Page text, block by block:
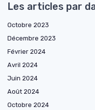
Les articles par
Octobre 2023
Décembre 2023
Février 2024
Avril 2024
Juin 2024
Août 2024
Octobre 2024